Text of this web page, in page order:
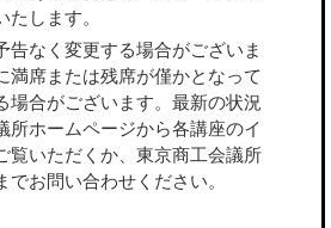
します。
告なく変更する場合がございま
満席または残席が僅かとなって
場合がございます。最新の状況
所ホームページから各講座のイ
覧いただくか、東京商工会議所
でお問い合わせください。